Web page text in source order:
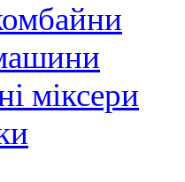
міксери